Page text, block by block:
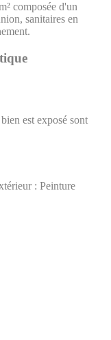
composée d'un
sanitaires en
est exposé sont
: Peinture